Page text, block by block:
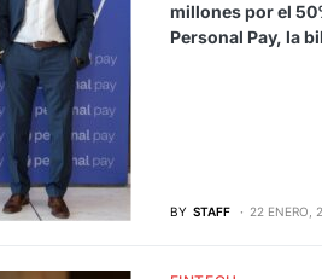
millones por el
Personal Pay, la
BY STAFF 22 ENERO,